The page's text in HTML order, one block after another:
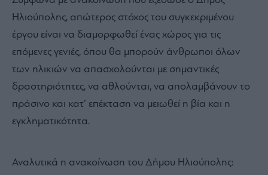
Ηλιούπολης, απώτερος στόχος του συγκεκριμένου
έργου είναι να διαμορφωθεί ένας χώρος για τις
επόμενες γενιές, όπου θα μπορούν άνθρωποι όλων
των ηλικιών να απασχολούνται με σημαντικές
δραστηριότητες, να αθλούνται, να απολαμβάνουν το
πράσινο και κατ’ επέκταση να μειωθεί η βία και η
εγκληματικότητα.
Αναλυτικά η ανακοίνωση του Δήμου Ηλιούπολης: